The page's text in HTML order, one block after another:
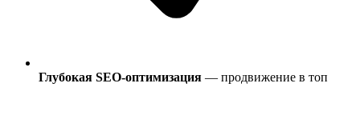
Глубокая SEO-оптимизация — продвижение в топ